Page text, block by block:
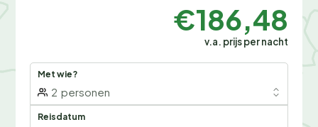
€186,48
v.a. prijs per nacht
Met wie?
2 personen
Reisdatum